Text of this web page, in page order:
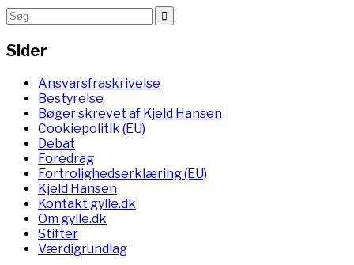
Sider
Ansvarsfraskrivelse
Bestyrelse
Bøger skrevet af Kjeld Hansen
Cookiepolitik (EU)
Debat
Foredrag
Fortrolighedserklæring (EU)
Kjeld Hansen
Kontakt gylle.dk
Om gylle.dk
Stifter
Værdigrundlag